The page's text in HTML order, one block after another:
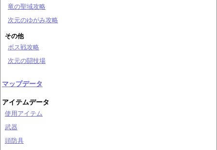
竜の聖域攻略
次元のゆがみ攻略
その他
ボス戦攻略
次元の闘技場
マップデータ
アイテムデータ
使用アイテム
武器
頭防具